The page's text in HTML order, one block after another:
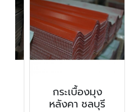
กระเบื้องมุง
หลังคา ชลบุรี